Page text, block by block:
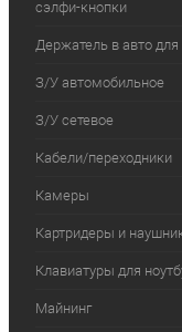
сэлфи-кнопки
Держатель в авто
З/У автомобильное
З/У сетевое
Кабели/переходники
Камеры
Картридеры и
Клавиатуры для
Майнинг